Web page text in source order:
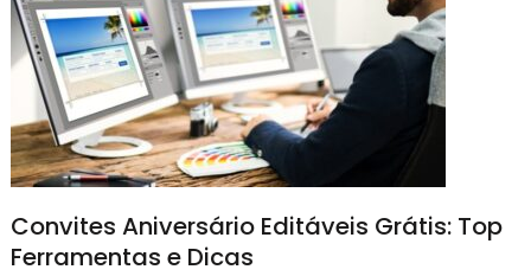
Convites Aniversário Editáveis Grátis: Top
Ferramentas e Dicas